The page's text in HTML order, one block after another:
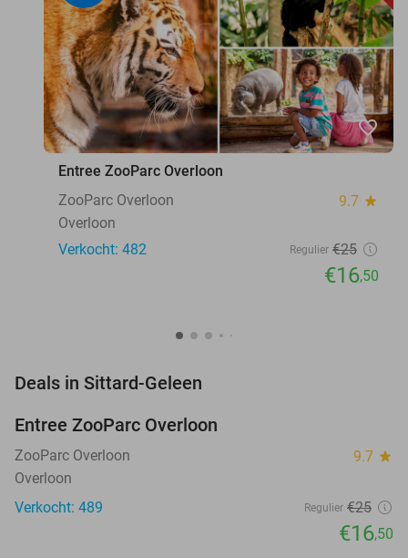
favorite_border
Entree ZooParc Overloon
ZooParc Overloon
9.7 star
Overloon
Verkocht: 482
Regulier €25
€16,50
Deals in Sittard-Geleen
TODAY
Entree ZooParc Overloon
ZooParc Overloon 9.7 star
Overloon
Verkocht: 489
Regulier €25
€16,50